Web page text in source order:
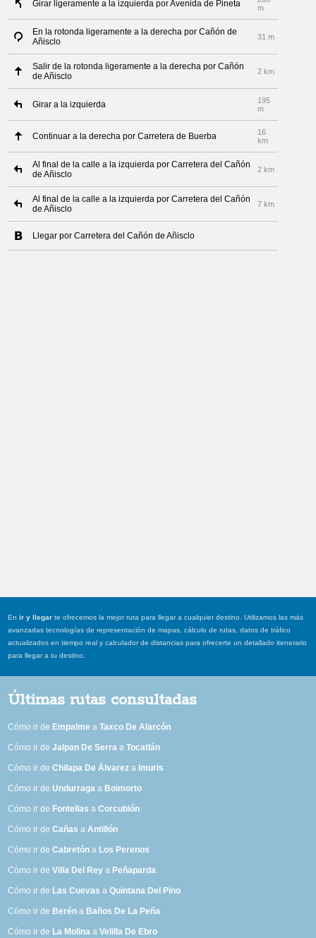
Girar ligeramente a la izquierda por Avenida de Pineta
m
En la rotonda ligeramente a la derecha por Cañón de
Añisclo
31 m
Salir de la rotonda ligeramente a la derecha por Cañón
de Añisclo
2 km
Girar a la izquierda
195
m
Continuar a la derecha por Carretera de Buerba
16
km
Al final de la calle a la izquierda por Carretera del Cañón
de Añisclo
2 km
Al final de la calle a la izquierda por Carretera del Cañón
de Añisclo
7 km
Llegar por Carretera del Cañón de Añisclo
Enir y llegar te ofrecemos la mejor ruta para llegar a cualquier destino. Utilizamos las más
avanzadas tecnologías de representación de mapas, cálculo de rutas, datos de tráfico
actualizados en tiempo real y calculador de distancias para ofrecerte un detallado itenerario
para llegar a tu destino.
Últimas rutas consultadas
Cómo ir de Empalme aTaxco De Alarcón
Cómo ir deJalpan De Serra aTocatlán
Cómo ir deChilapa De Álvarez a Imuris
Cómo ir deUndurraga a Boimorto
Cómo ir de Fontellas aCorcubión
Cómo ir deCañas aAntillón
Cómo ir deCabretón a Los Perenos
Cómo ir deVilla Del Rey a Peñaparda
Cómo ir de Las Cuevas aQuintana Del Pino
Cómo ir de Berén a Baños De La Peña
Cómo ir de La Molina aVelilla De Ebro